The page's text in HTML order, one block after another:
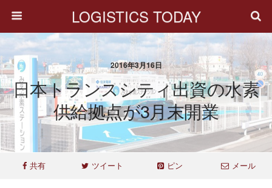
LOGISTICS TODAY
2016年3月16日
日本トランスシティ出資の水素
供給拠点が3月末開業
共有 ツイート ピン メール